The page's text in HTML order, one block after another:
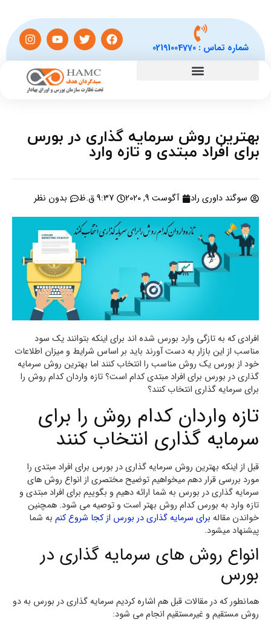
شماره تماس :02191004770
بهترین روش سرمایه گذاری در بورس
برای افراد مبتدی و تازه وارد
سوگند داوری راد آگوست 9, 2020 9:37 ق.ظ بدون نظر
افرادی که به تازگی وارد بورس شده اند برای اینکه بتوانند یک سود
مناسب از این بازار به دست آورند باید بر اساس شرایط و میزان اطلاعات
خود از بورس یک روش مناسب را انتخاب کنند اما بهترین روش سرمایه
گذاری در بورس برای افراد مبتدی کدام است؟ تازه واردان کدام روش را
برای سرمایه گذاری انتخاب کنند؟
تازه واردان کدام روش را برای
سرمایه گذاری انتخاب کنند
قبل از اینکه بهترین روش سرمایه گذاری در بورس برای افراد مبتدی را
مورد بررسی قرار دهم میخواهیم توضیح مختصری از انواع روش های
سرمایه گذاری در بورس به شما ارائه دهیم و بگوییم برای افراد مبتدی و
تازه وارد به بورس کدام روش بهتر است و توصیه می شود. همچنین
خواندن مقاله برای سرمایه گذاری در بورس از کجا شروع کنم به شما
پیشنهاد میشود.
انواع روش های سرمایه گذاری در
بورس
همانطور که در مقالات قبل هم اشاره کردیم سرمایه گذاری در بورس به دو
روش مستقیم و غیرمستقیم انجام می شود: